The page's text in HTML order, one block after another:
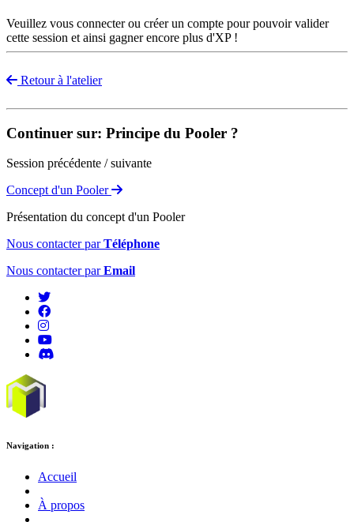
Veuillez vous connecter ou créer un compte pour pouvoir valider
cette session et ainsi gagner encore plus d'XP !
Retour à l'atelier
Continuer sur: Principe du Pooler ?
Session précédente / suivante
Concept d'un Pooler
Présentation du concept d'un Pooler
Nous contacter parTéléphone
Nous contacter parEmail
Navigation :
Accueil
À propos